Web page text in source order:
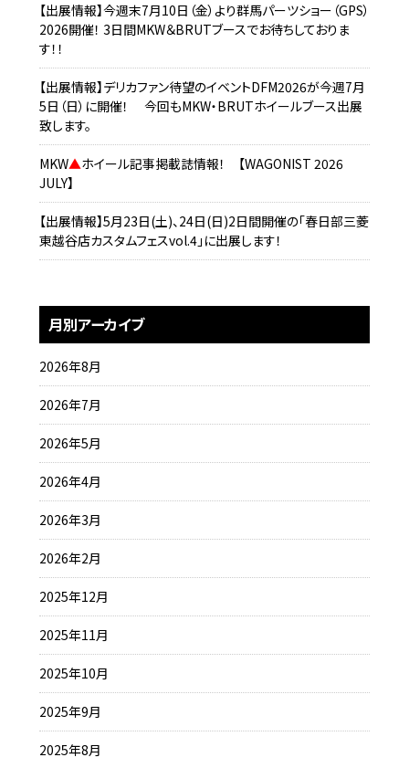
【出展情報】今週末7月10日（金）より群馬パーツショー（GPS）
2026開催！ 3日間MKW＆BRUTブースでお待ちしておりま
す！！
【出展情報】デリカファン待望のイベントDFM2026が今週7月
5日（日）に開催！ 今回もMKW・BRUTホイールブース出展
致します。
MKW▲ホイール記事掲載誌情報！ 【WAGONIST 2026
JULY】
【出展情報】5月23日(土)、24日(日)2日間開催の「春日部三菱
東越谷店カスタムフェスvol.4」に出展します！
月別アーカイブ
2026年8月
2026年7月
2026年5月
2026年4月
2026年3月
2026年2月
2025年12月
2025年11月
2025年10月
2025年9月
2025年8月